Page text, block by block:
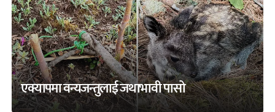
एक्यापमा वन्यजन्तुलाई जथाभावी पासो